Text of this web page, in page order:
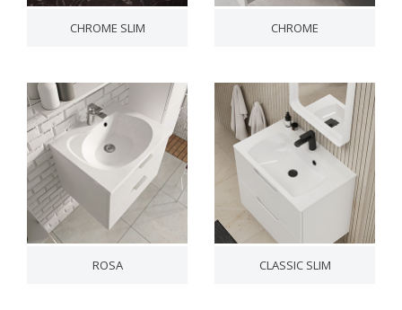
CHROME SLIM CHROME
ROSA CLASSIC SLIM